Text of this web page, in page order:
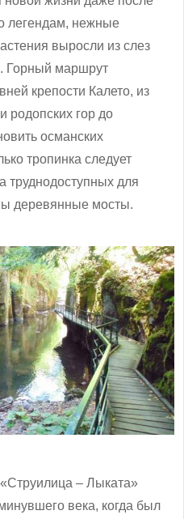
легендам, нежные
выросли из слез
Горный маршрут
крепости Калето, из
родопских гор до
османских
тропинка следует
труднодоступных для
деревянные мосты.
– Лыката»
века, когда был